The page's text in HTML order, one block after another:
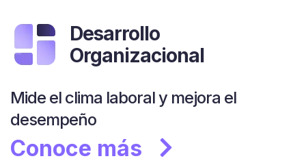
Desarrollo
Organizacional
Mide el clima laboral y mejora el
desempeño
Conoce más